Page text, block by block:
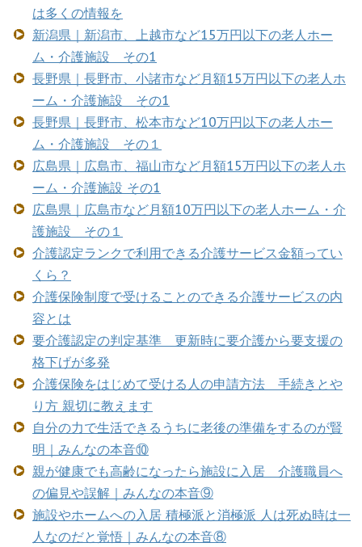
は多くの情報を
新潟県｜新潟市、上越市など15万円以下の老人ホー
ム・介護施設 その1
長野県｜長野市、小諸市など月額15万円以下の老人ホ
ーム・介護施設 その1
長野県｜長野市、松本市など10万円以下の老人ホー
ム・介護施設 その１
広島県｜広島市、福山市など月額15万円以下の老人ホ
ーム・介護施設 その1
広島県｜広島市など月額10万円以下の老人ホーム・介
護施設 その１
介護認定ランクで利用できる介護サービス金額ってい
くら？
介護保険制度で受けることのできる介護サービスの内
容とは
要介護認定の判定基準 更新時に要介護から要支援の
格下げが多発
介護保険をはじめて受ける人の申請方法 手続きとや
り方 親切に教えます
自分の力で生活できるうちに老後の準備をするのが賢
明｜みんなの本音⑩
親が健康でも高齢になったら施設に入居 介護職員へ
の偏見や誤解｜みんなの本音⑨
施設やホームへの入居 積極派と消極派 人は死ぬ時は一
人なのだと覚悟｜みんなの本音⑧